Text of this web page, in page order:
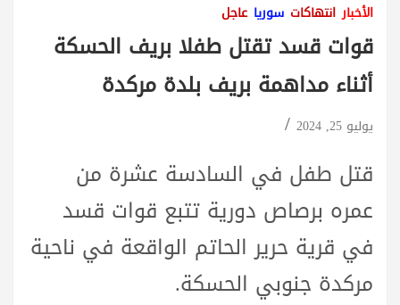
الأخبار انتهاكات سوريا عاجل
قوات قسد تقتل طفلا بريف الحسكة
أثناء مداهمة بريف بلدة مركدة
يوليو 25, 2024
قتل طفل في السادسة عشرة من
عمره برصاص دورية تتبع قوات قسد
في قرية حرير الحاتم الواقعة في ناحية
مركدة جنوبي الحسكة.